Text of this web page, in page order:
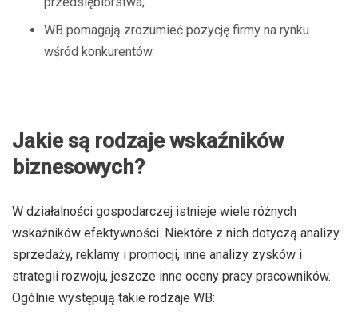
WB pomagają zrozumieć pozycję firmy na rynku
wśród konkurentów.
Jakie są rodzaje wskaźników
biznesowych?
W działalności gospodarczej istnieje wiele różnych
wskaźników efektywności. Niektóre z nich dotyczą analizy
sprzedaży, reklamy i promocji, inne analizy zysków i
strategii rozwoju, jeszcze inne oceny pracy pracowników.
Ogólnie występują takie rodzaje WB: